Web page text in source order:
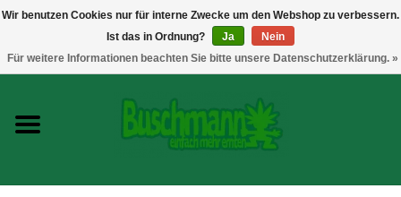
Growshop
Messtechnik
Wir benutzen Cookies nur für interne Zwecke um den Webshop zu verbessern.
Ist das in Ordnung?
Ja
Nein
Für weitere Informationen beachten Sie bitte unsere Datenschutzerklärung. »